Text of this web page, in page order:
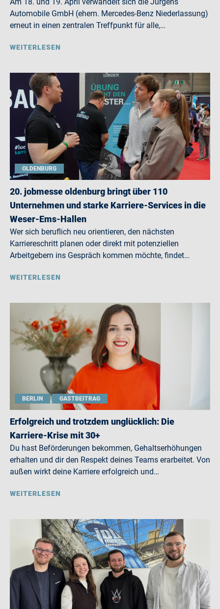
Automobile GmbH (ehem. Mercedes-Benz Niederlassung)
erneut in einen zentralen Treffpunkt für alle,…
WEITERLESEN
OLDENBURG
20. jobmesse oldenburg bringt über 110
Unternehmen und starke Karriere-Services in die
Weser-Ems-Hallen
Wer sich beruflich neu orientieren, den nächsten
Karriereschritt planen oder direkt mit potenziellen
Arbeitgebern ins Gespräch kommen möchte, findet…
WEITERLESEN
BERLIN GASTBEITRAG
Erfolgreich und trotzdem unglücklich: Die
Karriere-Krise mit 30+
Du hast Beförderungen bekommen, Gehaltserhöhungen
erhalten und dir den Respekt deines Teams erarbeitet. Von
außen wirkt deine Karriere erfolgreich und…
WEITERLESEN